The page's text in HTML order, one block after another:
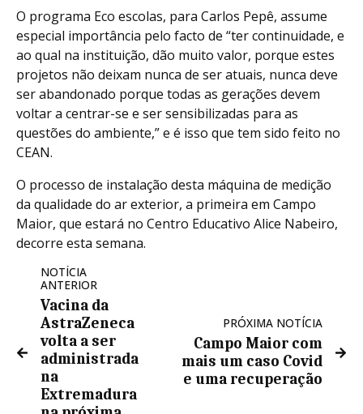
O programa Eco escolas, para Carlos Pepê, assume
especial importância pelo facto de “ter continuidade, e
ao qual na instituição, dão muito valor, porque estes
projetos não deixam nunca de ser atuais, nunca deve
ser abandonado porque todas as gerações devem
voltar a centrar-se e ser sensibilizadas para as
questões do ambiente,” e é isso que tem sido feito no
CEAN.
O processo de instalação desta máquina de medição
da qualidade do ar exterior, a primeira em Campo
Maior, que estará no Centro Educativo Alice Nabeiro,
decorre esta semana.
NOTÍCIA
ANTERIOR
Vacina da
AstraZeneca
volta a ser
administrada
na
Extremadura
PRÓXIMA NOTÍCIA
Campo Maior com
mais um caso Covid
e uma recuperação